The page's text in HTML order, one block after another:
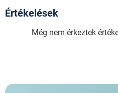
Értékelések
Még nem érkeztek